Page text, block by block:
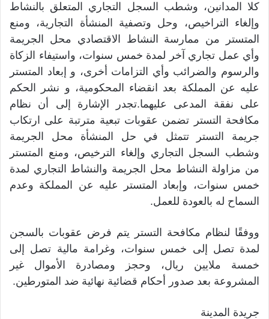
كلا المدانين، وشطب السجل التجاري المتعلق بالنشاط
وإلغاء التراخيص، وحل وتصفية المنشأة التجارية، ومنع
المتستر من ممارسة النشاط الاقتصادي محل الجريمة
وأي عمل تجاري آخر لمدة خمس سنوات، واستيفاء الزكاة
والرسوم والضرائب وأي التزامات أخرى، و إبعاد المتستر
عليه عن المملكة بعد انقضاء المحكومية، و نشر الحكم
على نفقة المدعى عليهما.تجدر الإشارة إلى أن نظام
مكافحة التستر تضمن عقوبات تبعية مترتبة على ارتكاب
جريمة التستر تتمثل في حل المنشأة محل الجريمة
وشطب السجل التجاري وإلغاء الترخيص، ومنع المتستر
من مزاولة النشاط محل الجريمة والنشاط التجاري لمدة
خمس سنوات، وإبعاد المتستر عليه عن المملكة وعدم
السماح له بالعودة للعمل.
ووفقًا لنظام مكافحة التستر يتم فرض عقوبات بالسجن
لمدة تصل إلى خمس سنوات، وغرامة مالية تصل إلى
خمسة ملايين ريال، وحجز ومصادرة الأموال غير
المشروعة بعد صدور أحكام قضائية نهائية ضد المتورطين.
جريدة المدينة